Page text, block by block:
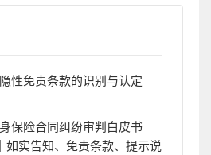
性免责条款的识别与认定
保险合同纠纷审判白皮书
如实告知、免责条款、提示说